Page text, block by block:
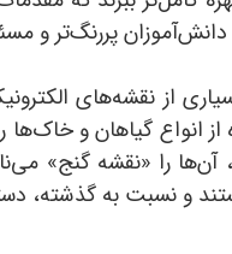
پررنگ‌تر و
از نقشه‌های
انواع گیاهان و
را «نقشه گنج»
و نسبت به گذشته،